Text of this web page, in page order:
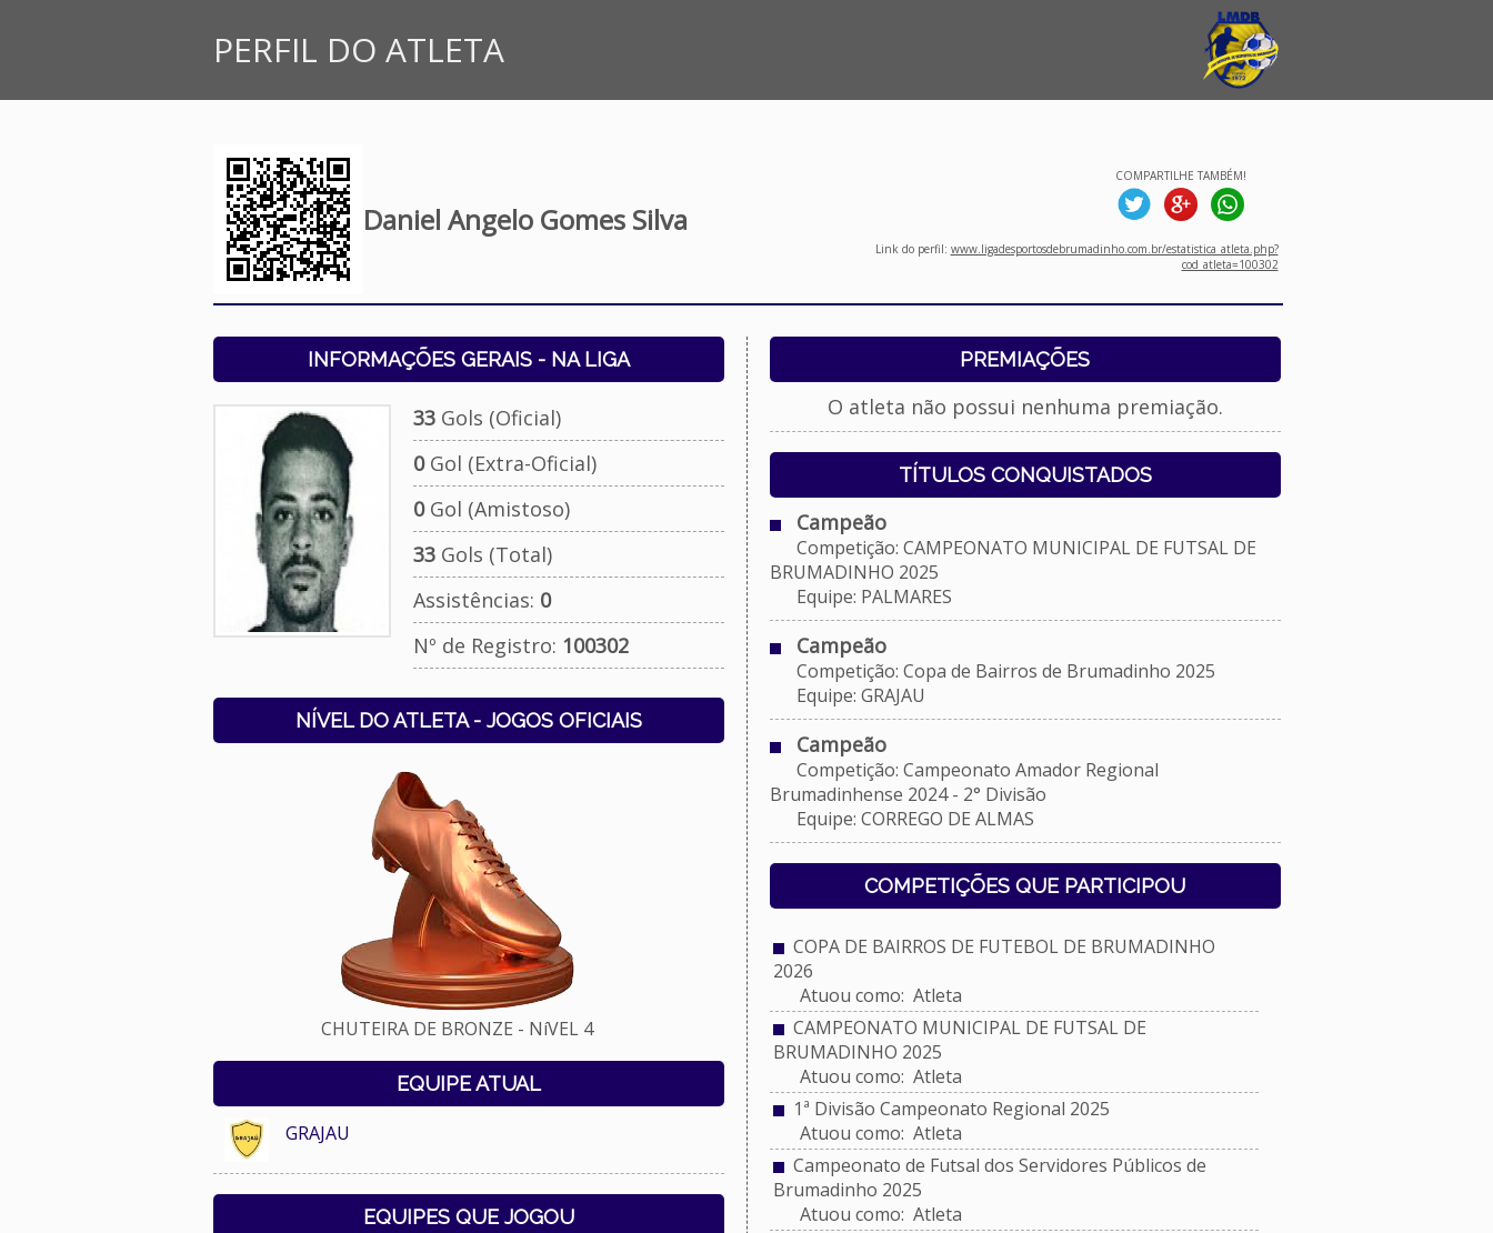
PERFIL DO ATLETA
Daniel Angelo Gomes Silva
COMPARTILHE TAMBÉM!
Link do perfil: www.ligadesportosdebrumadinho.com.br/estatistica_atleta.php?
cod_atleta=100302
INFORMAÇÕES GERAIS - NA LIGA
33Gols (Oficial)
0Gol (Extra-Oficial)
0Gol (Amistoso)
33Gols (Total)
Assistências: 0
Nº de Registro: 100302
NÍVEL DO ATLETA - JOGOS OFICIAIS
CHUTEIRA DE BRONZE - NíVEL 4
EQUIPE ATUAL
GRAJAU
EQUIPES QUE JOGOU
PREMIAÇÕES
O atleta não possui nenhuma premiação.
TÍTULOS CONQUISTADOS
Campeão
Competição: CAMPEONATO MUNICIPAL DE FUTSAL DE
BRUMADINHO 2025
Equipe: PALMARES
Campeão
Competição: Copa de Bairros de Brumadinho 2025
Equipe: GRAJAU
Campeão
Competição: Campeonato Amador Regional
Brumadinhense 2024 - 2° Divisão
Equipe: CORREGO DE ALMAS
COMPETIÇÕES QUE PARTICIPOU
COPA DE BAIRROS DE FUTEBOL DE BRUMADINHO
2026
Atuou como: Atleta
CAMPEONATO MUNICIPAL DE FUTSAL DE
BRUMADINHO 2025
Atuou como: Atleta
1ª Divisão Campeonato Regional 2025
Atuou como: Atleta
Campeonato de Futsal dos Servidores Públicos de
Brumadinho 2025
Atuou como: Atleta